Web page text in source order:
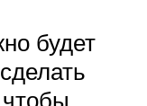
будет
чтобы